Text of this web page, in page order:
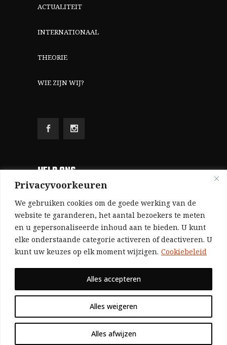
Privacyvoorkeuren
We gebruiken cookies om de goede werking van de
website te garanderen, het aantal bezoekers te meten
en u gepersonaliseerde inhoud aan te bieden. U kunt
elke onderstaande categorie activeren of deactiveren. U
kunt uw keuzes op elk moment wijzigen. Cookiebeleid
Alles weigeren
Alles afwijzen
Alles accepteren
ACTUALITEIT
INTERNATIONAAL
THEORIE
WIE ZIJN WIJ?
HELP ONS
Aangezien we volledig zelf gefinancierd zijn
(zonder subsidies, zonder commerciële
advertenties en zonder rijke sponsors), zijn we
voor de publicatie van ons tijdschrift uitsluitend
afhankelijk van de financiële steun van onze
Bij voorbaat dank voor uw solidariteit.